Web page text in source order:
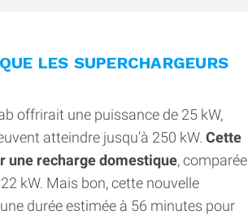
LES SUPERCHARGEURS
offrirait une puissance de 25 kW,
atteindre jusqu’à 250 kW. Cette
une recharge domestique, comparée
kW. Mais bon, cette nouvelle
durée estimée à 56 minutes pour